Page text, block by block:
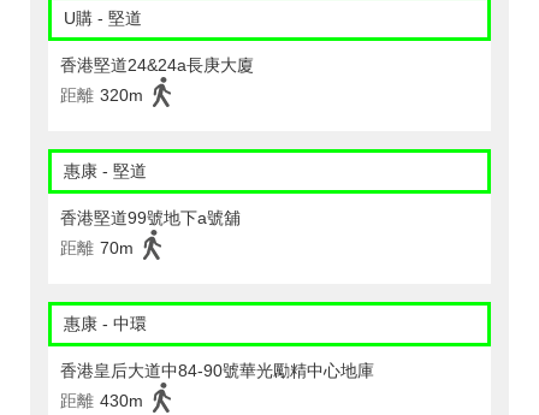
U購 - 堅道
香港堅道24&24a長庚大廈
距離 320m
惠康 - 堅道
香港堅道99號地下a號舖
距離 70m
惠康 - 中環
香港皇后大道中84-90號華光勵精中心地庫
距離 430m